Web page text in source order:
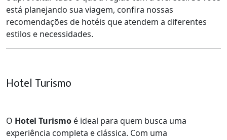
está planejando sua viagem, confira nossas
recomendações de hotéis que atendem a diferentes
estilos e necessidades.
Hotel Turismo
O Hotel Turismo é ideal para quem busca uma
experiência completa e clássica. Com uma